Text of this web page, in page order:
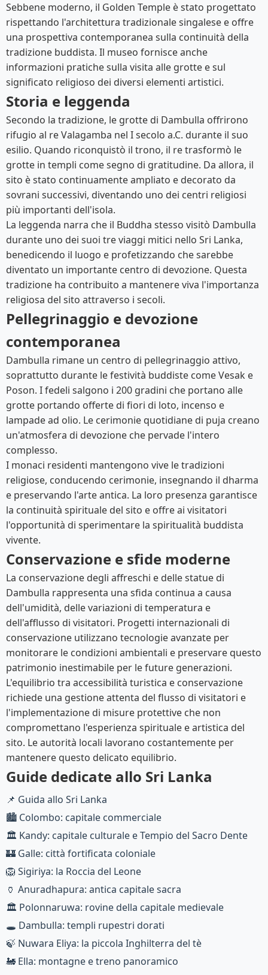
Sebbene moderno, il Golden Temple è stato progettato
rispettando l'architettura tradizionale singalese e offre
una prospettiva contemporanea sulla continuità della
tradizione buddista. Il museo fornisce anche
informazioni pratiche sulla visita alle grotte e sul
significato religioso dei diversi elementi artistici.
Storia e leggenda
Secondo la tradizione, le grotte di Dambulla offrirono
rifugio al re Valagamba nel I secolo a.C. durante il suo
esilio. Quando riconquistò il trono, il re trasformò le
grotte in templi come segno di gratitudine. Da allora, il
sito è stato continuamente ampliato e decorato da
sovrani successivi, diventando uno dei centri religiosi
più importanti dell'isola.
La leggenda narra che il Buddha stesso visitò Dambulla
durante uno dei suoi tre viaggi mitici nello Sri Lanka,
benedicendo il luogo e profetizzando che sarebbe
diventato un importante centro di devozione. Questa
tradizione ha contribuito a mantenere viva l'importanza
religiosa del sito attraverso i secoli.
Pellegrinaggio e devozione
contemporanea
Dambulla rimane un centro di pellegrinaggio attivo,
soprattutto durante le festività buddiste come Vesak e
Poson. I fedeli salgono i 200 gradini che portano alle
grotte portando offerte di fiori di loto, incenso e
lampade ad olio. Le cerimonie quotidiane di puja creano
un'atmosfera di devozione che pervade l'intero
complesso.
I monaci residenti mantengono vive le tradizioni
religiose, conducendo cerimonie, insegnando il dharma
e preservando l'arte antica. La loro presenza garantisce
la continuità spirituale del sito e offre ai visitatori
l'opportunità di sperimentare la spiritualità buddista
vivente.
Conservazione e sfide moderne
La conservazione degli affreschi e delle statue di
Dambulla rappresenta una sfida continua a causa
dell'umidità, delle variazioni di temperatura e
dell'afflusso di visitatori. Progetti internazionali di
conservazione utilizzano tecnologie avanzate per
monitorare le condizioni ambientali e preservare questo
patrimonio inestimabile per le future generazioni.
L'equilibrio tra accessibilità turistica e conservazione
richiede una gestione attenta del flusso di visitatori e
l'implementazione di misure protettive che non
compromettano l'esperienza spirituale e artistica del
sito. Le autorità locali lavorano costantemente per
mantenere questo delicato equilibrio.
Guide dedicate allo Sri Lanka
📌 Guida allo Sri Lanka
🏙️ Colombo: capitale commerciale
🏛️ Kandy: capitale culturale e Tempio del Sacro Dente
🏰 Galle: città fortificata coloniale
🦁 Sigiriya: la Roccia del Leone
🏺 Anuradhapura: antica capitale sacra
🏛️ Polonnaruwa: rovine della capitale medievale
🕳️ Dambulla: templi rupestri dorati
🍃 Nuwara Eliya: la piccola Inghilterra del tè
🚂 Ella: montagne e treno panoramico